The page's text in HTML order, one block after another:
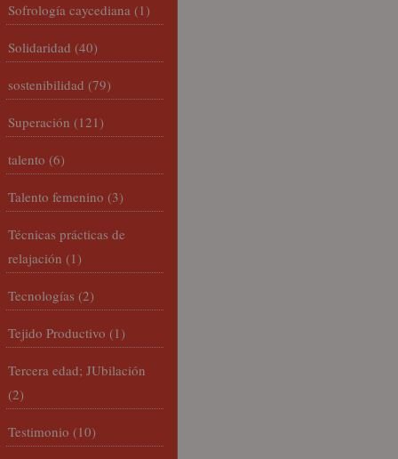
Sofrología caycediana (1)
Solidaridad (40)
sostenibilidad (79)
Superación (121)
talento (6)
Talento femenino (3)
Técnicas prácticas de
relajación (1)
Tecnologías (2)
Tejido Productivo (1)
Tercera edad; JUbilación
(2)
Testimonio (10)